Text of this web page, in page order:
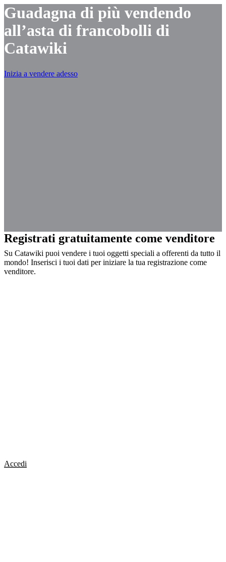
Guadagna di più vendendo
all’asta di francobolli di
Catawiki
Inizia a vendere adesso
Registrati gratuitamente come venditore
Su Catawiki puoi vendere i tuoi oggetti speciali a offerenti da tutto il
mondo! Inserisci i tuoi dati per iniziare la tua registrazione come
venditore.
Accedi